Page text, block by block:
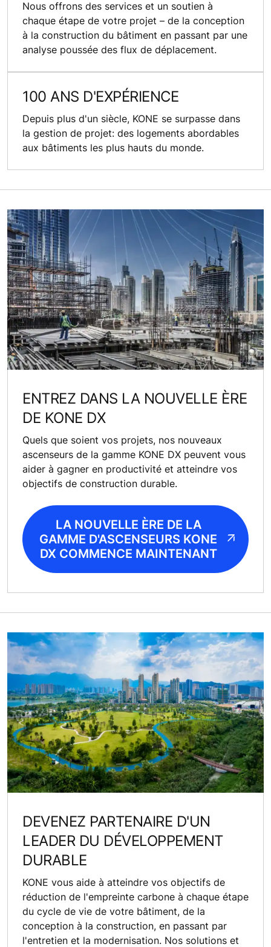
Nous offrons des services et un soutien à
chaque étape de votre projet – de la conception
à la construction du bâtiment en passant par une
analyse poussée des flux de déplacement.
100 ANS D'EXPÉRIENCE
Depuis plus d'un siècle, KONE se surpasse dans
la gestion de projet: des logements abordables
aux bâtiments les plus hauts du monde.
ENTREZ DANS LA NOUVELLE ÈRE
DE KONE DX
Quels que soient vos projets, nos nouveaux
ascenseurs de la gamme KONE DX peuvent vous
aider à gagner en productivité et atteindre vos
objectifs de construction durable.
LA NOUVELLE ÈRE DE LA
GAMME D'ASCENSEURS KONE
DX COMMENCE MAINTENANT
DEVENEZ PARTENAIRE D'UN
LEADER DU DÉVELOPPEMENT
DURABLE
KONE vous aide à atteindre vos objectifs de
réduction de l'empreinte carbone à chaque étape
du cycle de vie de votre bâtiment, de la
conception à la construction, en passant par
l'entretien et la modernisation. Nos solutions et